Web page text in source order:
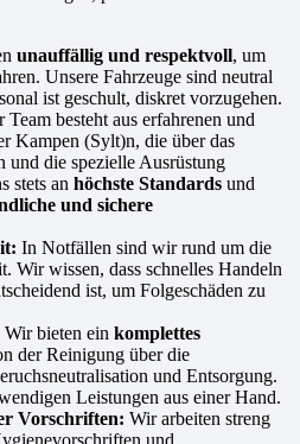
unauffällig und respektvoll, um
Unsere Fahrzeuge sind neutral
ist geschult, diskret vorzugehen.
Team besteht aus erfahrenen und
Kampen (Sylt)n, die über das
und die spezielle Ausrüstung
stets an höchste Standards und
und sichere
In Notfällen sind wir rund um die
Wir wissen, dass schnelles Handeln
ist, um Folgeschäden zu
Wir bieten ein komplettes
der Reinigung über die
und Entsorgung.
Leistungen aus einer Hand.
Vorschriften: Wir arbeiten streng
und